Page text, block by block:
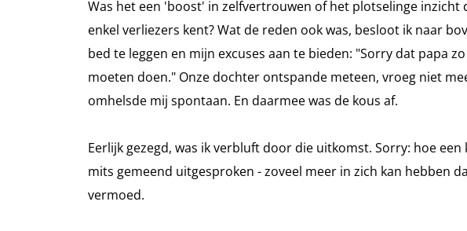
Was het een 'boost' in zelfvertrouwen of het plotselinge inzicht
enkel verliezers kent? Wat de reden ook was, besloot ik naar
bed te leggen en mijn excuses aan te bieden: "Sorry dat papa
moeten doen." Onze dochter ontspande meteen, vroeg niet
omhelsde mij spontaan. En daarmee was de kous af.
Eerlijk gezegd, was ik verbluft door die uitkomst. Sorry: hoe
mits gemeend uitgesproken - zoveel meer in zich kan hebben
vermoed.